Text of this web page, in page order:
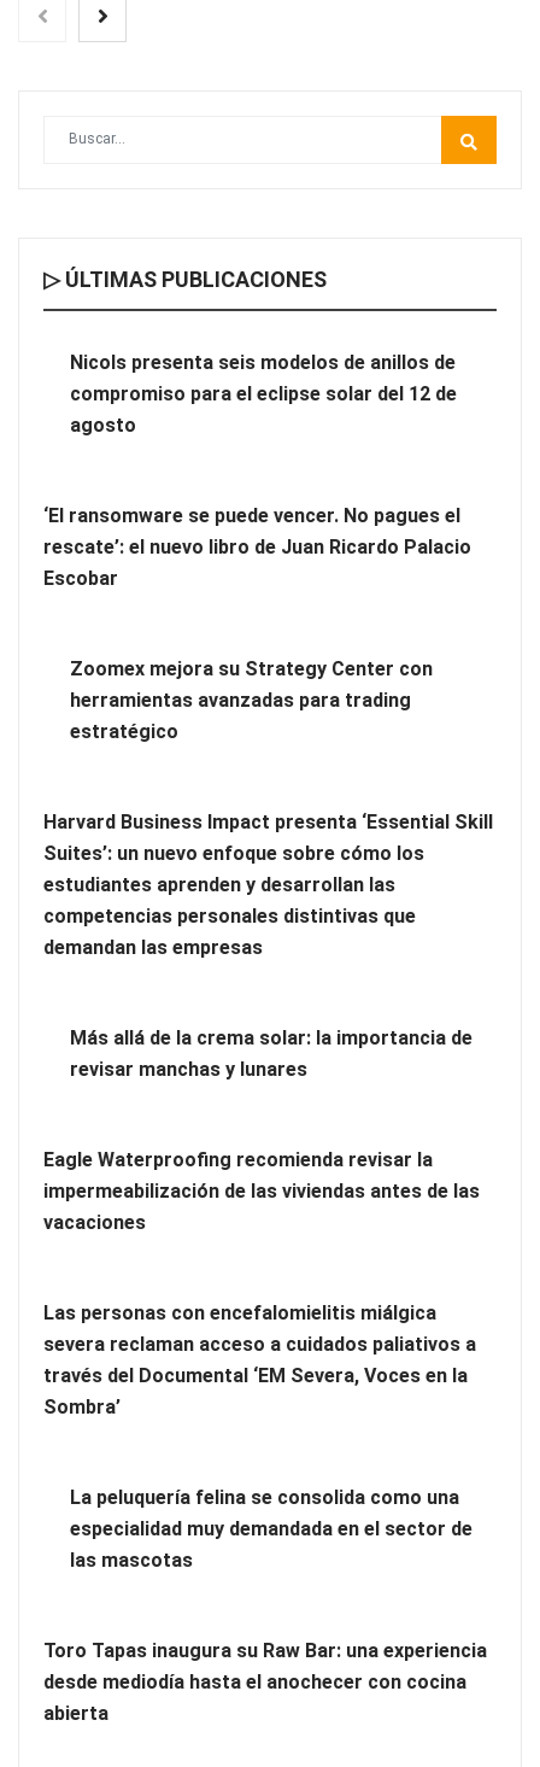
eclipse solar del 12 de agosto
‘El ransomware se puede vencer. No pagues el rescate’: el
Zoomex mejora su Strategy Center con herramientas
avanzadas para trading estratégico
Harvard Business Impact presenta ‘Essential Skill Suites’: un
nuevo enfoque sobre cómo los estudiantes aprenden y
Más allá de la crema solar: la importancia de revisar manchas
y lunares
Eagle Waterproofing recomienda revisar la
▷ ÚLTIMAS PUBLICACIONES
Nicols presenta seis modelos de anillos de
compromiso para el eclipse solar del 12 de
agosto
‘El ransomware se puede vencer. No pagues el
rescate’: el nuevo libro de Juan Ricardo Palacio
Escobar
Zoomex mejora su Strategy Center con
herramientas avanzadas para trading
estratégico
Harvard Business Impact presenta ‘Essential Skill
Suites’: un nuevo enfoque sobre cómo los
estudiantes aprenden y desarrollan las
competencias personales distintivas que
demandan las empresas
Más allá de la crema solar: la importancia de
revisar manchas y lunares
Eagle Waterproofing recomienda revisar la
impermeabilización de las viviendas antes de las
vacaciones
Las personas con encefalomielitis miálgica
severa reclaman acceso a cuidados paliativos a
través del Documental ‘EM Severa, Voces en la
Sombra’
La peluquería felina se consolida como una
especialidad muy demandada en el sector de
las mascotas
Toro Tapas inaugura su Raw Bar: una experiencia
desde mediodía hasta el anochecer con cocina
abierta